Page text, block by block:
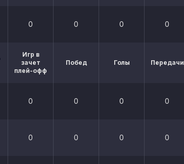
0 0 0 0
Игр в
зачет
плей-офф
Побед Голы Передачи
0 0 0 0
0 0 0 0